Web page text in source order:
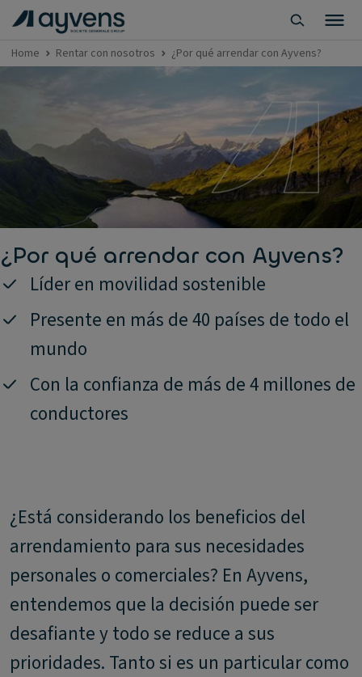
Home Rentar con nosotros ¿Por qué arrendar con Ayvens?
¿Por qué arrendar con Ayvens?
Líder en movilidad sostenible
Presente en más de 40 países de todo el
mundo
Con la confianza de más de 4 millones de
conductores
¿Está considerando los beneficios del
arrendamiento para sus necesidades
personales o comerciales? En Ayvens,
entendemos que la decisión puede ser
desafiante y todo se reduce a sus
prioridades. Tanto si es un particular como